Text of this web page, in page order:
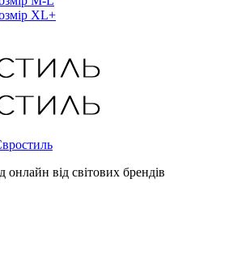
XL+
онлайн від світових брендів